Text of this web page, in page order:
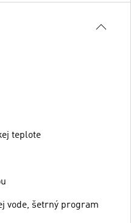
teplote
vode, šetrný program